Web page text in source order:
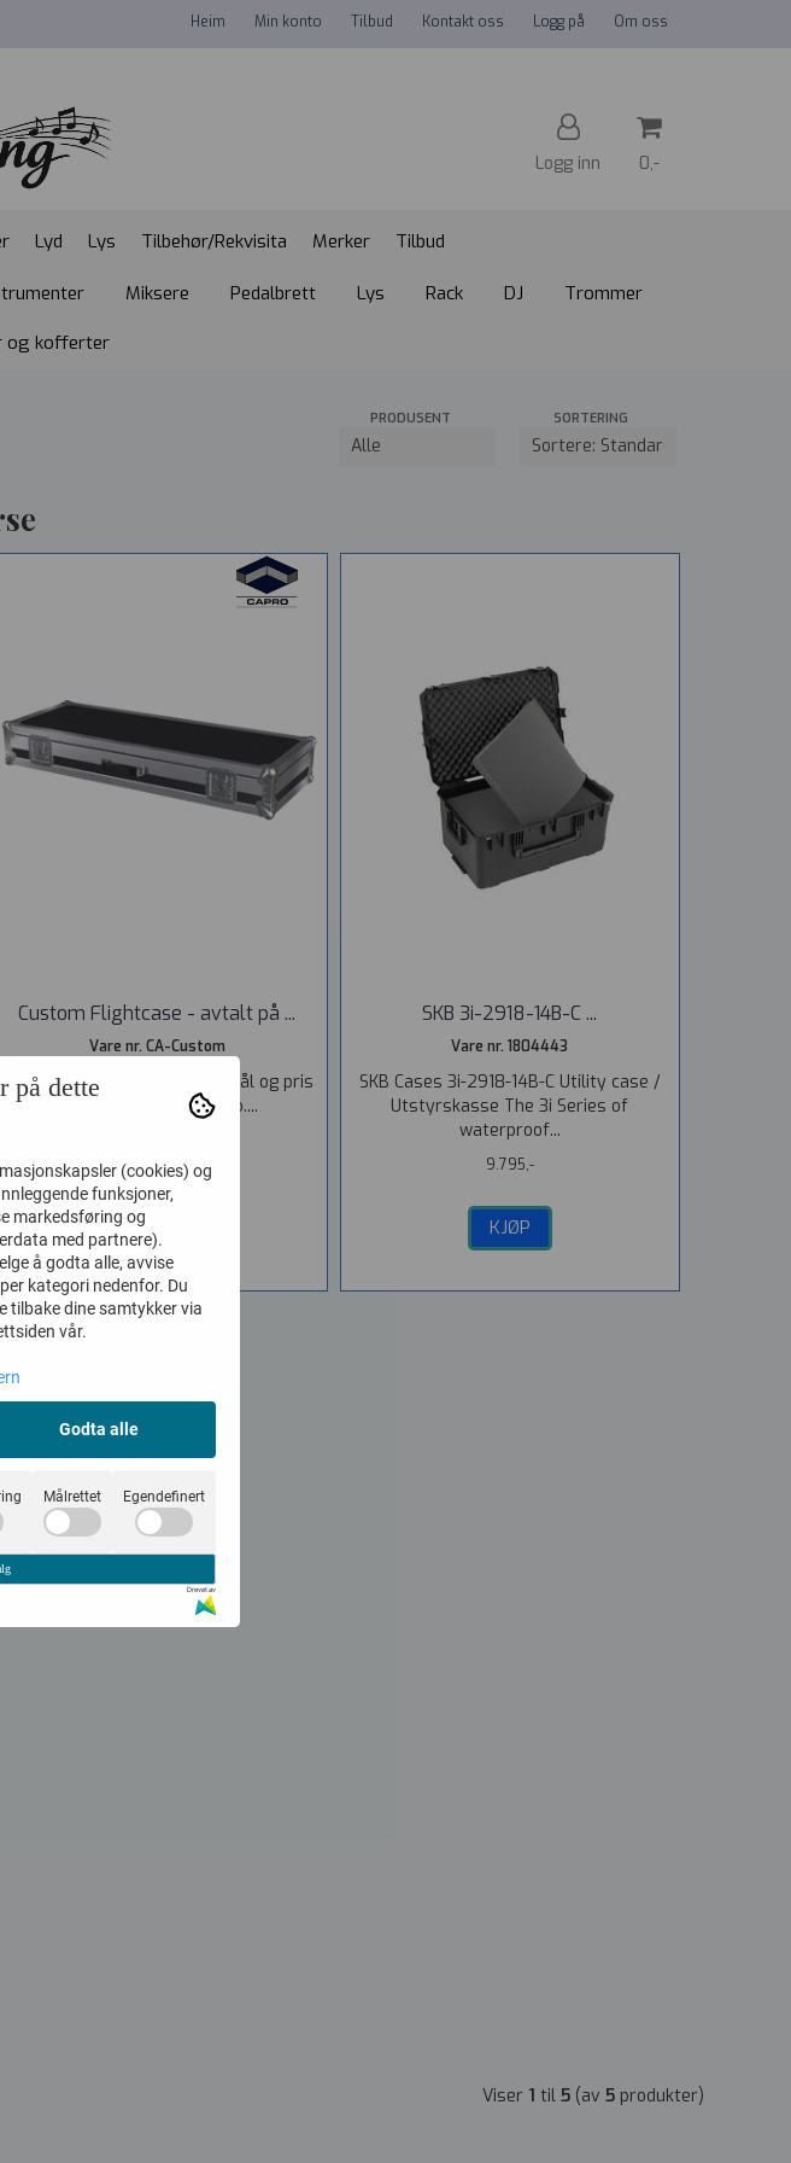
Heim Min konto Tilbud Kontakt oss Logg på Om oss
Logg inn 0,-
Lyd Lys Tilbehør/Rekvisita Merker Tilbud
Miksere Pedalbrett Lys Rack DJ Trommer
og kofferter
PRODUSENT SORTERING
Custom Flightcase - avtalt på ...
Vare nr. CA-Custom
Custom flightcase. Detaljer, mål og pris
avtales på mail før kjøp....
KJØP
SKB 3i-2918-14B-C ...
Vare nr. 1804443
SKB Cases 3i-2918-14B-C Utility case /
Utstyrskasse The 3i Series of
waterproof...
9.795,-
KJØP
Viser 1 til 5 (av 5 produkter)
på dette
(cookies) og
funksjoner,
markedsføring og
med partnere).
å godta alle, avvise
kategori nedenfor. Du
tilbake dine samtykker via
vår.
Godta alle
Målrettet Egendefinert
Drevet av